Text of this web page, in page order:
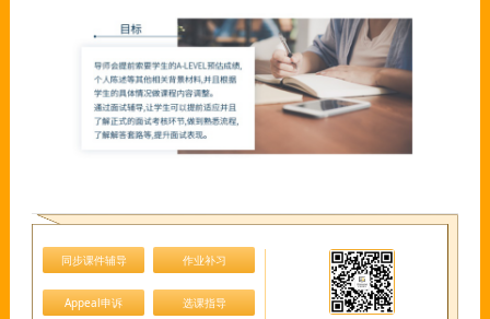
同步课件辅导 作业补习
Appeal申诉 选课指导